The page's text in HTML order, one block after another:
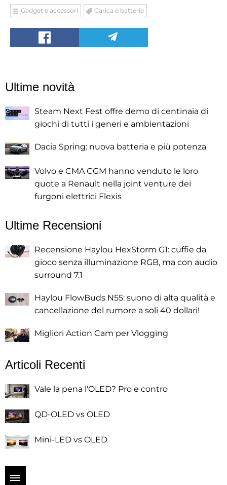
Gadget e accessori Carica e batterie
Ultime novità
Steam Next Fest offre demo di centinaia di
giochi di tutti i generi e ambientazioni
Dacia Spring: nuova batteria e più potenza
Volvo e CMA CGM hanno venduto le loro
quote a Renault nella joint venture dei
furgoni elettrici Flexis
Ultime Recensioni
Recensione Haylou HexStorm G1: cuffie da
gioco senza illuminazione RGB, ma con audio
surround 7.1
Haylou FlowBuds N55: suono di alta qualità e
cancellazione del rumore a soli 40 dollari!
Migliori Action Cam per Vlogging
Articoli Recenti
Vale la pena l'OLED? Pro e contro
QD-OLED vs OLED
Mini-LED vs OLED